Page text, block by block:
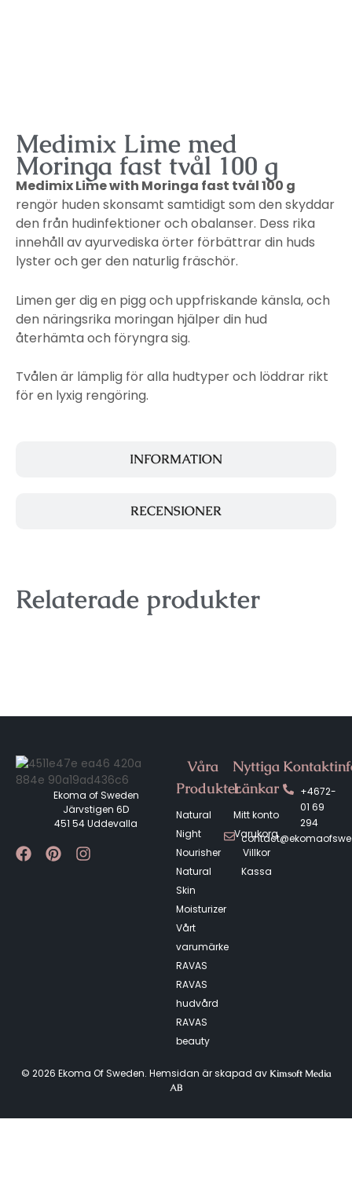
INFORMATION
RECENSIONER
Medimix Lime med
Moringa fast tvål 100 g
Medimix Lime with Moringa fast tvål 100 g
rengör huden skonsamt samtidigt som den skyddar
den från hudinfektioner och obalanser. Dess rika
innehåll av ayurvediska örter förbättrar din huds
lyster och ger den naturlig fräschör.
Limen ger dig en pigg och uppfriskande känsla, och
den näringsrika moringan hjälper din hud
återhämta och föryngra sig.
Tvålen är lämplig för alla hudtyper och löddrar rikt
för en lyxig rengöring.
Relaterade produkter
Ekoma of Sweden
Järvstigen 6D
451 54 Uddevalla
Våra
Produkter
Natural
Night
Nourisher
Natural
Skin
Moisturizer
Vårt
varumärke
RAVAS
RAVAS
hudvård
RAVAS
beauty
Nyttiga
Länkar
Mitt konto
Varukorg
Villkor
Kassa
+4672-
01 69
294
© 2026 Ekoma Of Sweden. Hemsidan är skapad av Kimsoft Media
AB